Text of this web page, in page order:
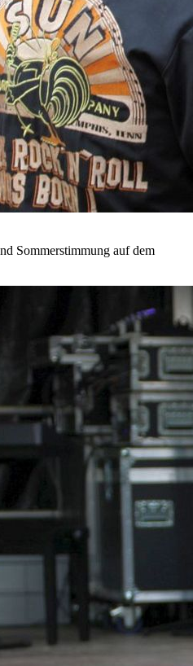
Sommerstimmung auf dem